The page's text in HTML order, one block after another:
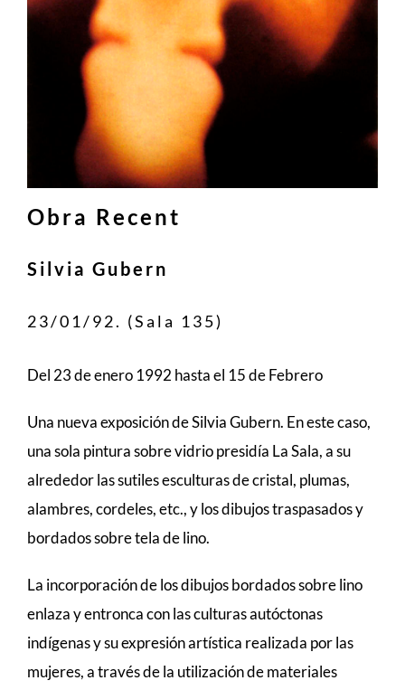
Obra Recent
Silvia Gubern
23/01/92. (Sala 135)
Del 23 de enero 1992 hasta el 15 de Febrero
Una nueva exposición de Silvia Gubern. En este caso,
una sola pintura sobre vidrio presidía La Sala, a su
alrededor las sutiles esculturas de cristal, plumas,
alambres, cordeles, etc., y los dibujos traspasados y
bordados sobre tela de lino.
La incorporación de los dibujos bordados sobre lino
enlaza y entronca con las culturas autóctonas
indígenas y su expresión artística realizada por las
mujeres, a través de la utilización de materiales